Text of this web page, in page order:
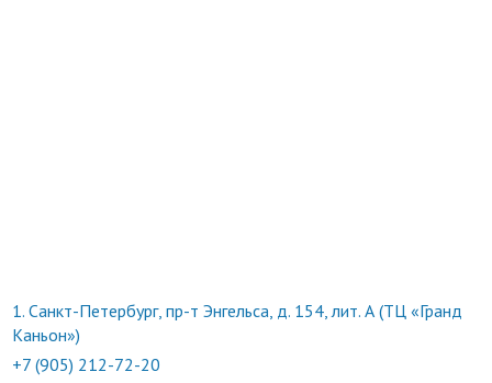
1. Санкт-Петербург, пр-т Энгельса, д. 154, лит. А (ТЦ «Гранд
Каньон»)
+7 (905) 212-72-20